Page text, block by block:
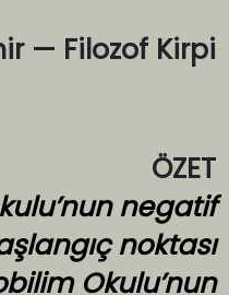
— Filozof Kirpi
ÖZET
negatif
noktası
Okulu’nun